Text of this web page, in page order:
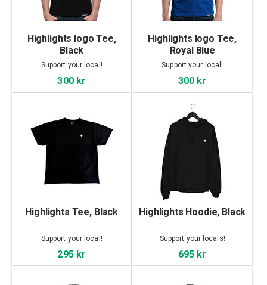
Highlights logo Tee,
Black
Support your local!
300 kr
Highlights logo Tee,
Royal Blue
Support your local!
300 kr
Highlights Tee, Black
Support your local!
295 kr
Highlights Hoodie, Black
Support your locals!
695 kr